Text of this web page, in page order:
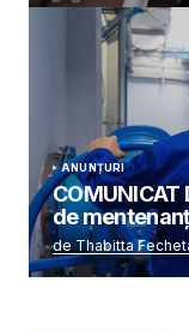
ANUNȚURI
COMUNICAT
de
de Thabitta